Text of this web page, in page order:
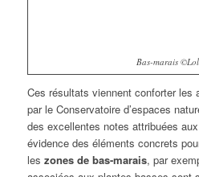
Bas-marais
Ces résultats viennent conforter les
par le Conservatoire d’espaces
des excellentes notes attribuées
évidence des éléments concrets
les zones de bas-marais, par